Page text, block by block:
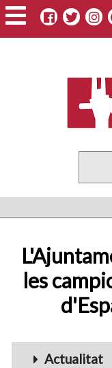
Vés
al
contingut
les
Actualitat